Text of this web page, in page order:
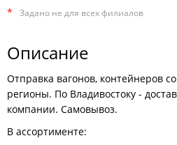
* Задано не для всех филиалов
Описание
Отправка вагонов, контейнеров
регионы. По Владивостоку -
компании. Самовывоз.
В ассортименте: